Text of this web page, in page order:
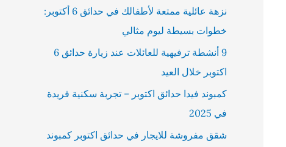
نزهة عائلية ممتعة لأطفالك في حدائق 6 أكتوبر:
خطوات بسيطة ليوم مثالي
9 أنشطة ترفيهية للعائلات عند زيارة حدائق 6
اكتوبر خلال العيد
كمبوند فيدا حدائق اكتوبر – تجربة سكنية فريدة
في 2025
شقق مفروشة للايجار في حدائق اكتوبر كمبوند